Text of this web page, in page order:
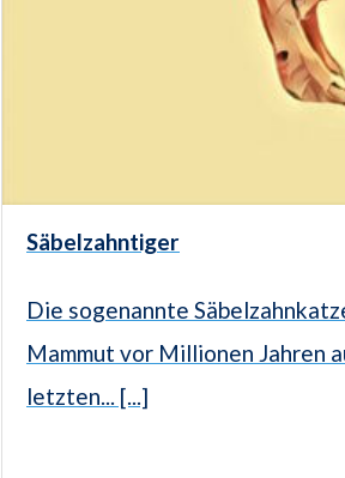
Säbelzahntiger
Die sogenannte
Mammut vor Millionen Jahren
letzten... [...]